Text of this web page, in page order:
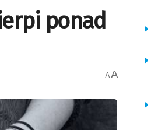
ponad
AA